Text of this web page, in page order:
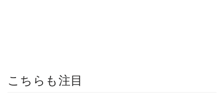
こちらも注目